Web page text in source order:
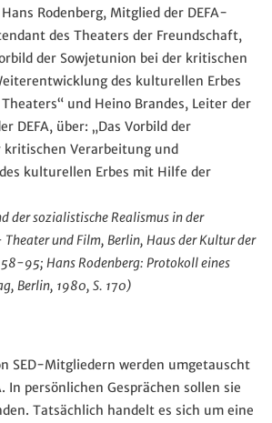
Rodenberg, Mitglied der DEFA-
des Theaters der Freundschaft,
der Sowjetunion bei der kritischen
des kulturellen Erbes
und Heino Brandes, Leiter der
DEFA, über: „Das Vorbild der
kritischen Verarbeitung und
kulturellen Erbes mit Hilfe der
der sozialistische Realismus in der
und Film, Berlin, Haus der Kultur der
95; Hans Rodenberg: Protokoll eines
Berlin, 1980, S. 170)
SED-Mitgliedern werden umgetauscht
In persönlichen Gesprächen sollen sie
Tatsächlich handelt es sich um eine